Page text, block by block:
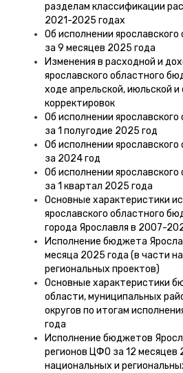
разделам классификации
2021-2025 годах
Об исполнении
за 9 месяцев 2025 года
Изменения в расходной и
ярославского областного
ходе апрельской, июльской и
корректировок
Об исполнении
за 1 полугодие 2025 год
Об исполнении
за 2024 год
Об исполнении
за 1 квартал 2025 года
Основные характеристики
ярославского областного
города Ярославля в 2007-
Исполнение бюджета
месяца 2025 года (в части
региональных проектов)
Основные характеристики
области, муниципальных
округов по итогам
года
Исполнение бюджетов
регионов ЦФО за 12 месяцев
национальных и